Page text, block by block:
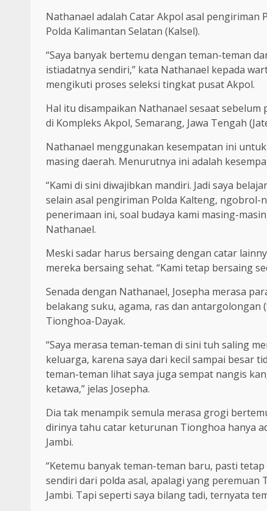
Nathanael adalah Catar Akpol asal pengiriman
Polda Kalimantan Selatan (Kalsel).
“Saya banyak bertemu dengan teman-teman
istiadatnya sendiri,” kata Nathanael kepada
mengikuti proses seleksi tingkat pusat Akpol.
Hal itu disampaikan Nathanael sesaat
di Kompleks Akpol, Semarang, Jawa Tengah
Nathanael menggunakan kesempatan ini
masing daerah. Menurutnya ini adalah
“Kami di sini diwajibkan mandiri. Jadi saya
selain asal pengiriman Polda Kalteng,
penerimaan ini, soal budaya kami masing-
Nathanael.
Meski sadar harus bersaing dengan catar
mereka bersaing sehat. “Kami tetap bersaing
Senada dengan Nathanael, Josepha merasa
belakang suku, agama, ras dan antargolongan
Tionghoa-Dayak.
“Saya merasa teman-teman di sini tuh saling
keluarga, karena saya dari kecil sampai besar
teman-teman lihat saya juga sempat nangis
ketawa,” jelas Josepha.
Dia tak menampik semula merasa grogi
dirinya tahu catar keturunan Tionghoa hanya
Jambi.
“Ketemu banyak teman-teman baru, pasti
sendiri dari polda asal, apalagi yang peremuan
Jambi. Tapi seperti saya bilang tadi, ternyata